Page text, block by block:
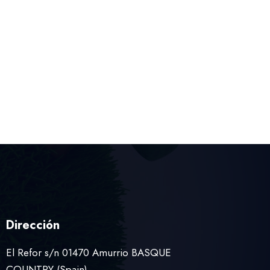
Dirección
El Refor s/n 01470 Amurrio BASQUE